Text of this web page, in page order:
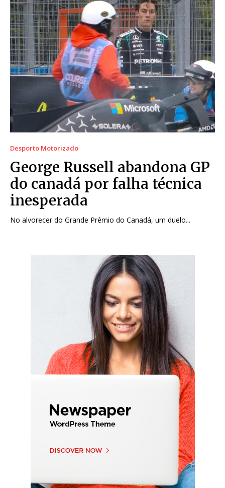
Desporto Motorizado
George Russell abandona GP
do canadá por falha técnica
inesperada
No alvorecer do Grande Prémio do Canadá, um duelo...